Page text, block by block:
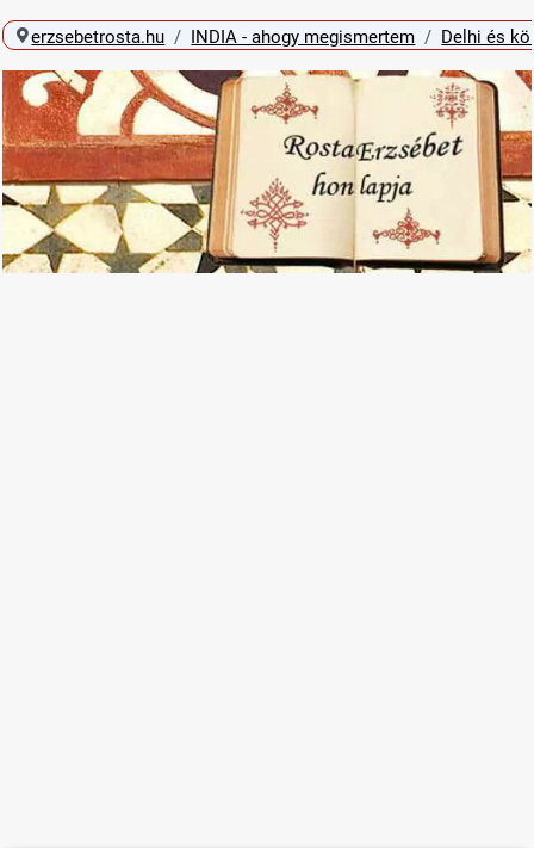
erzsebetrosta.hu INDIA - ahogy megismertem Delhi és